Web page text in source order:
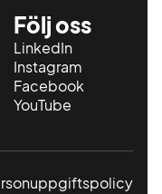
Följ oss
LinkedIn
Instagram
Facebook
YouTube